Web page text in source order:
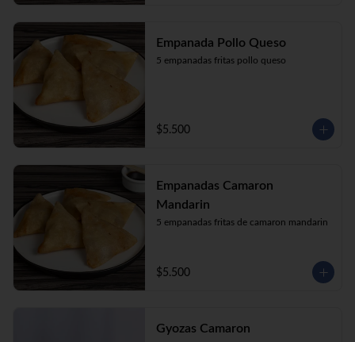
Empanada Pollo Queso
5 empanadas fritas pollo queso
$5.500
Empanadas Camaron
Mandarin
5 empanadas fritas de camaron mandarin
$5.500
Gyozas Camaron